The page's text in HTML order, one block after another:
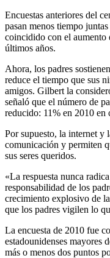
Encuestas anteriores del
pasan menos tiempo
coincidido con el aumento
últimos años.
Ahora, los padres
reduce el tiempo que sus
amigos. Gilbert la
señaló que el número de
reducido: 11% en 2010 en
Por supuesto, la internet y
comunicación y permiten
sus seres queridos.
«La respuesta nunca
responsabilidad de los
crecimiento explosivo de
que los padres vigilen lo
La encuesta de 2010 fue
estadounidenses mayores
más o menos dos puntos